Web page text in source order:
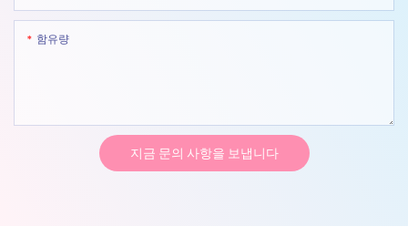
함유량
지금 문의 사항을 보냅니다